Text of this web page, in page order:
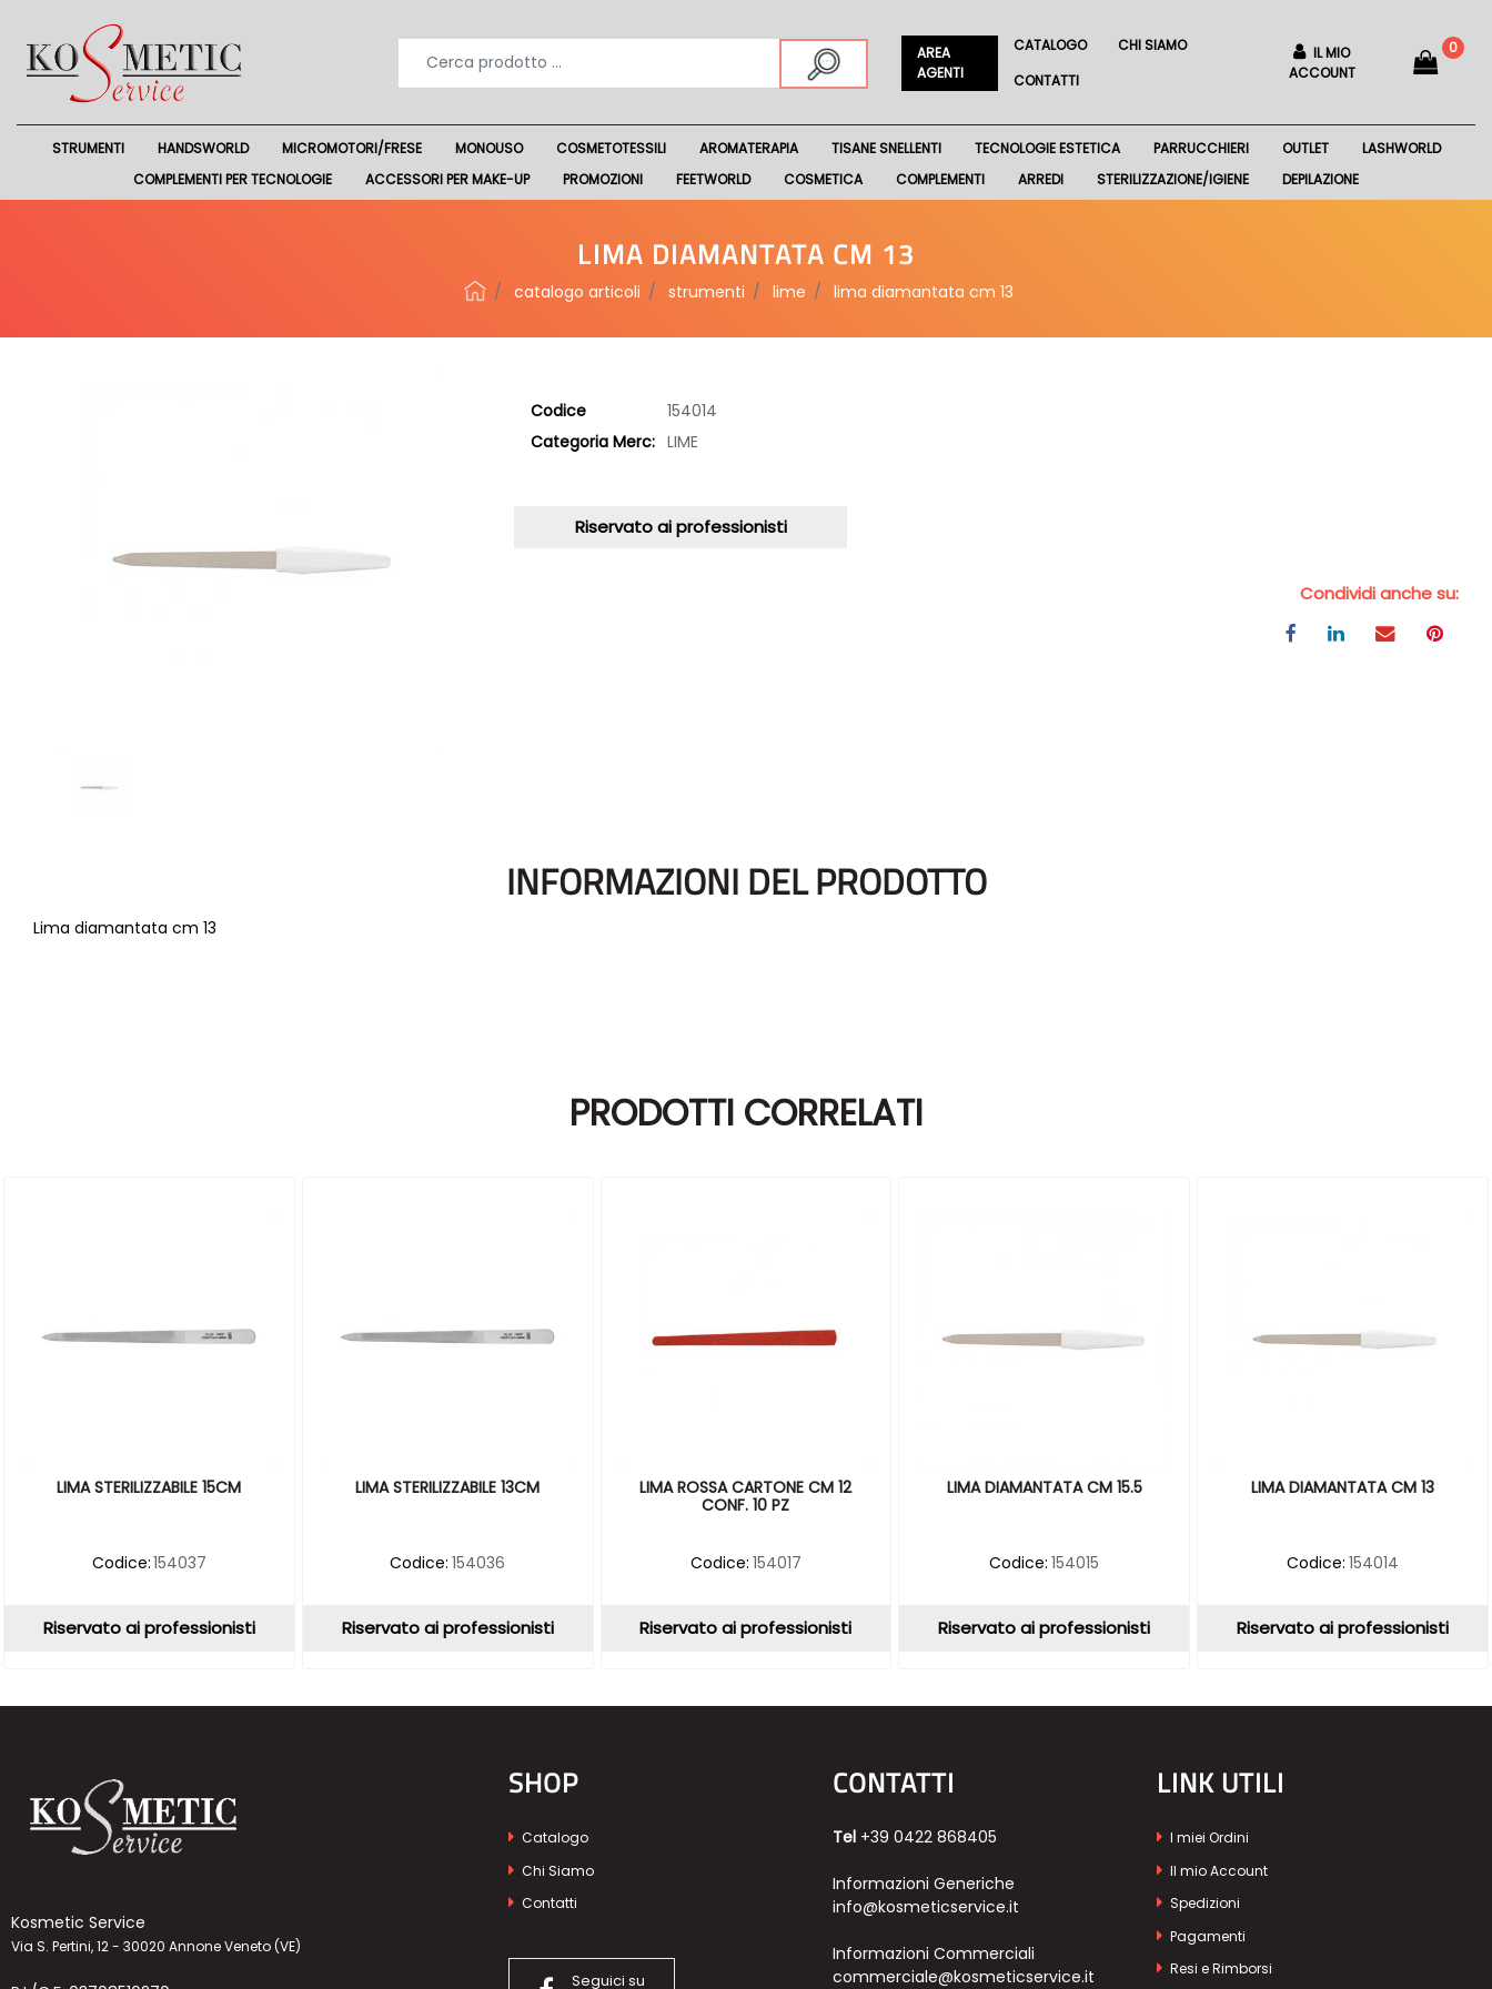
AREA
AGENTI
CATALOGO
CHI SIAMO
CONTATTI
IL MIO
ACCOUNT
0
STRUMENTI HANDSWORLD MICROMOTORI/FRESE MONOUSO COSMETOTESSILI AROMATERAPIA TISANE SNELLENTI TECNOLOGIE ESTETICA PARRUCCHIERI OUTLET
LASHWORLD
COMPLEMENTI PER TECNOLOGIE
ACCESSORI PER MAKE-UP PROMOZIONI FEETWORLD COSMETICA COMPLEMENTI ARREDI STERILIZZAZIONE/IGIENE DEPILAZIONE
LIMA DIAMANTATA CM 13
catalogo articoli strumenti lime lima diamantata cm 13
Codice
154014
Categoria Merc: LIME
Riservato ai professionisti
Condividi anche su:
INFORMAZIONI DEL PRODOTTO
Lima diamantata cm 13
PRODOTTI CORRELATI
LIMA STERILIZZABILE 15CM
Codice:154037
Riservato ai professionisti
LIMA STERILIZZABILE 13CM
Codice: 154036
Riservato ai professionisti
LIMA ROSSA CARTONE CM 12
CONF. 10 PZ
Codice: 154017
Riservato ai professionisti
LIMA DIAMANTATA CM 15.5
Codice: 154015
Riservato ai professionisti
LIMA DIAMANTATA CM 13
Codice: 154014
Riservato ai professionisti
Kosmetic Service
Via S. Pertini, 12 - 30020 Annone Veneto (VE)
SHOP
Catalogo
Chi Siamo
Contatti
Seguici su
CONTATTI
Tel +39 0422 868405
Informazioni Generiche
info@kosmeticservice.it
Informazioni Commerciali
commerciale@kosmeticservice.it
LINK UTILI
I miei Ordini
Il mio Account
Spedizioni
Pagamenti
Resi e Rimborsi